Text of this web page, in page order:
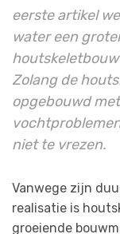
eerste artikel
water een
Zolang de
opgebouwd
niet te vrezen.
Vanwege zijn
realisatie is
groeiende